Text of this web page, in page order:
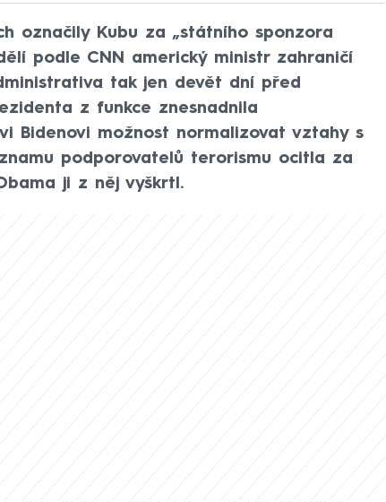
označily Kubu za „státního sponzora
podle CNN americký ministr zahraničí
tak jen devět dní před
z funkce znesnadnila
Bidenovi možnost normalizovat vztahy s
podporovatelů terorismu ocitla za
ji z něj vyškrtl.